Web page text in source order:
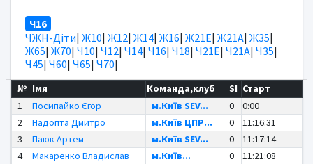
Ч16
ЧЖН-Діти| Ж10| Ж12| Ж14| Ж16| Ж21Е| Ж21А| Ж35|
Ж65| Ж70| Ч10| Ч12| Ч14| Ч16| Ч18| Ч21Е| Ч21А| Ч35|
Ч45| Ч60| Ч65| Ч70|
№ Імя Команда,клуб SI Старт
1
Посипайко Єгор м.Київ SEV... 0
0:00
2
Надопта Дмитро м.Київ ЦПР... 0
11:16:31
3
Паюк Артем м.Київ SEV... 0
11:17:14
4
Макаренко Владислав м.Київ... 0
11:21:08